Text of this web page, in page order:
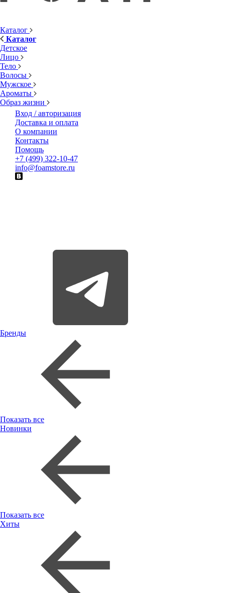
Каталог
Каталог
Детское
Лицо
Тело
Волосы
Мужское
Ароматы
Образ жизни
Вход / авторизация
Доставка и оплата
О компании
Контакты
Помощь
+7 (499) 322-10-47
info@foamstore.ru
Бренды
Показать все
Новинки
Показать все
Хиты